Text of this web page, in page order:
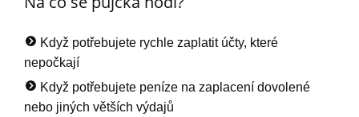
Když potřebujete rychle zaplatit účty, které
nepočkají
Když potřebujete peníze na zaplacení dovolené
nebo jiných větších výdajů